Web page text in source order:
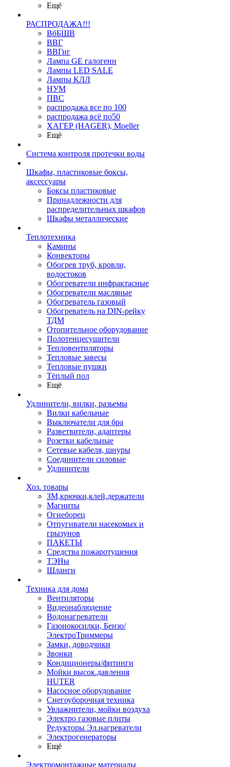
Ещё
РАСПРОДАЖА!!!
ВбБШВ
ВВГ
ВВГнг
Лампа GE галогенн
Лампы LED SALE
Лампы КЛЛ
НУМ
ПВС
распродажа все по 100
распродажа всё по50
ХАГЕР (HAGER), Moeller
Ещё
Система контроля протечки воды
Шкафы, пластиковые боксы,
аксессуары
Боксы пластиковые
Принадлежности для
распределительных шкафов
Шкафы металлические
Теплотехника
Камины
Конвекторы
Обогрев труб, кровли,
водостоков
Обогреватели инфрактасные
Обогреватели масляные
Обогреватель газовый
Обогреватель на DIN-рейку
ТДМ
Отопительное оборудование
Полотенцесушители
Тепловентиляторы
Тепловые завесы
Тепловые пушки
Тёплый пол
Ещё
Удлинители, вилки, разьемы
Вилки кабельные
Выключатели для бра
Разветвители, адаптеры
Розетки кабельные
Сетевые кабеля, шнуры
Соединители силовые
Удлинители
Хоз. товары
ЗМ,крючки,клей,держатели
Магниты
Огнеборец
Отпугиватели насекомых и
грызунов
ПАКЕТЫ
Средства пожаротушения
ТЭНы
Шланги
Техника для дома
Вентиляторы
Видеонаблюдение
Водонагреватели
Газонокосилки, Бензо/
ЭлектроТриммеры
Замки, доводчики
Звонки
Кондиционеры/фитинги
Мойки высок.давления
HUTER
Насосное оборудование
Снегоуборочная техника
Увлажнители, мойки воздуха
Электро газовые плиты
Редукторы Эл.нагреватели
Электрогенераторы
Ещё
Электромонтажные материалы